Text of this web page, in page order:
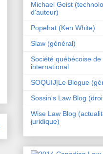
Michael Geist
d'auteur)
Popehat (Ken White)
Slaw (général)
Société québécoise de
international
SOQUIJ|Le Blogue
Sossin's Law Blog
Wise Law Blog
juridique)